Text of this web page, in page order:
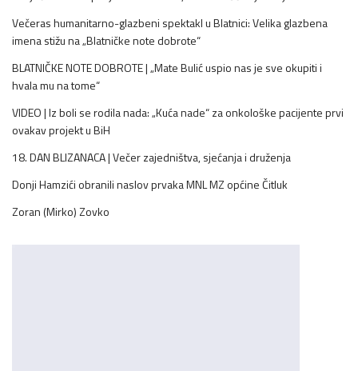
Večeras humanitarno-glazbeni spektakl u Blatnici: Velika glazbena
imena stižu na „Blatničke note dobrote“
BLATNIČKE NOTE DOBROTE | „Mate Bulić uspio nas je sve okupiti i
hvala mu na tome“
VIDEO | Iz boli se rodila nada: „Kuća nade“ za onkološke pacijente prvi
ovakav projekt u BiH
18. DAN BLIZANACA | Večer zajedništva, sjećanja i druženja
Donji Hamzići obranili naslov prvaka MNL MZ općine Čitluk
Zoran (Mirko) Zovko